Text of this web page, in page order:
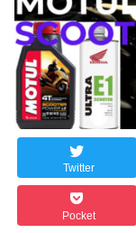
Twitter
Pocket